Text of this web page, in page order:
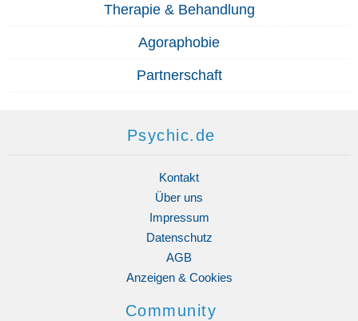
Therapie & Behandlung
Agoraphobie
Partnerschaft
Psychic.de
Kontakt
Über uns
Impressum
Datenschutz
AGB
Anzeigen & Cookies
Community